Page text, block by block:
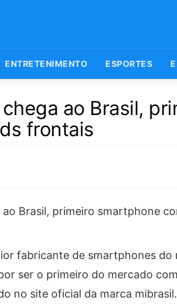
ENTRETENIMENTO ESPORTES
ao Brasil,
frontais
fabricante de smartphones do
ser o primeiro do mercado
no site oficial da marca